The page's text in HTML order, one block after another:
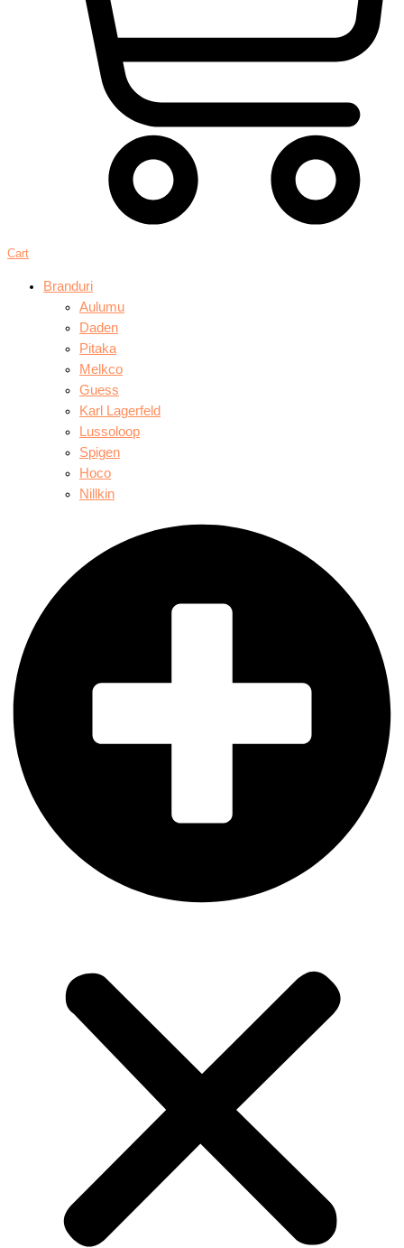
Cart
Branduri
Aulumu
Daden
Pitaka
Melkco
Guess
Karl Lagerfeld
Lussoloop
Spigen
Hoco
Nillkin